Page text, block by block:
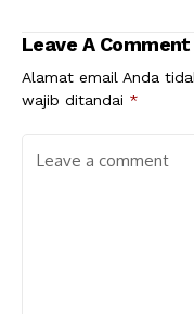
amankan
Leave A Comment
Alamat email Anda
wajib ditandai *